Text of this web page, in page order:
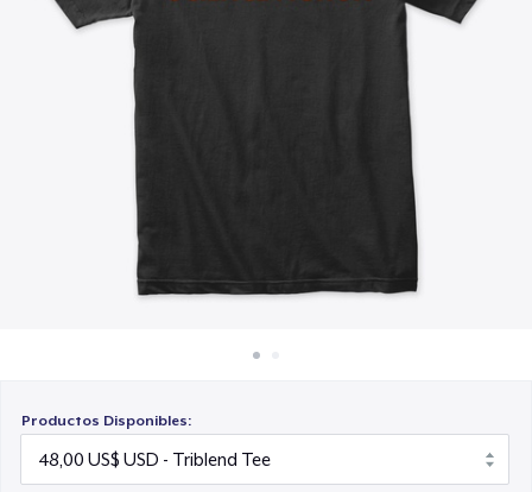
Productos Disponibles:
44,99 US$